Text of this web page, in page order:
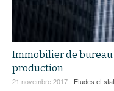
Immobilier de bureau
production
21 novembre 2017 - Etudes et